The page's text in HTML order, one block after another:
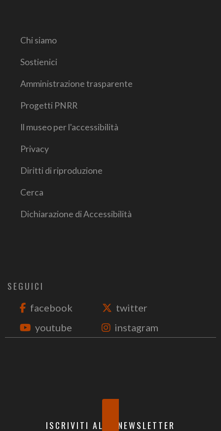
Chi siamo
Sostienici
Amministrazione trasparente
Progetti PNRR
Il museo per l'accessibilità
Privacy
Diritti di riproduzione
Cerca
Dichiarazione di Accessibilità
SEGUICI
facebook
twitter
youtube
instagram
ISCRIVITI ALLA NEWSLETTER